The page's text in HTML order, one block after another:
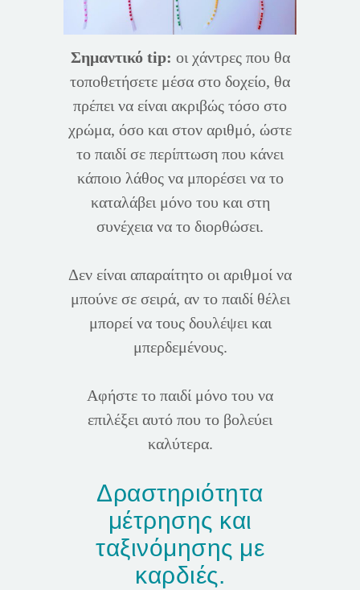
Σημαντικό tip: οι χάντρες που θα
τοποθετήσετε μέσα στο δοχείο, θα
πρέπει να είναι ακριβώς τόσο στο
χρώμα, όσο και στον αριθμό, ώστε
το παιδί σε περίπτωση που κάνει
κάποιο λάθος να μπορέσει να το
καταλάβει μόνο του και στη
συνέχεια να το διορθώσει.
Δεν είναι απαραίτητο οι αριθμοί να
μπούνε σε σειρά, αν το παιδί θέλει
μπορεί να τους δουλέψει και
μπερδεμένους.
Αφήστε το παιδί μόνο του να
επιλέξει αυτό που το βολεύει
καλύτερα.
Δραστηριότητα
μέτρησης και
ταξινόμησης με
καρδιές.